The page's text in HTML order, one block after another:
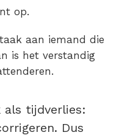
op.
aan iemand die
is het verstandig
als tijdverlies:
Dus